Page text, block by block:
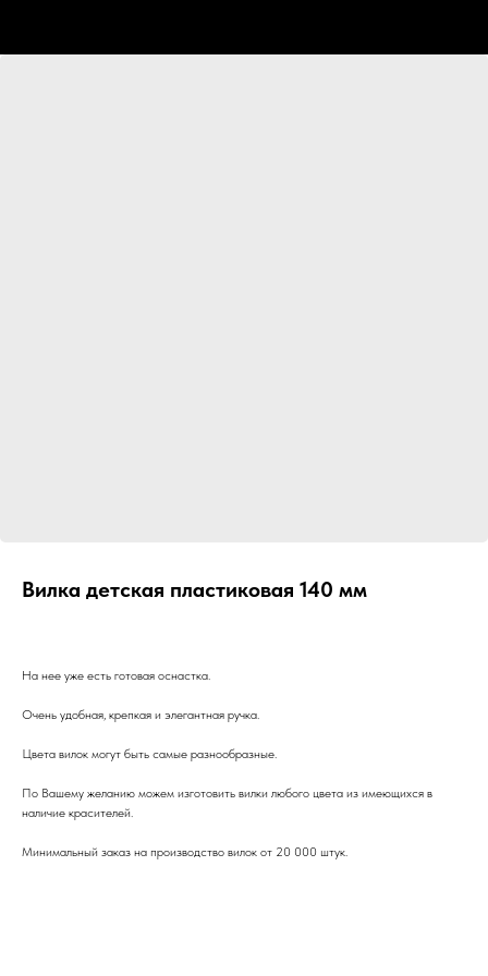
Вилка детская пластиковая 140 мм
На нее уже есть готовая оснастка.
Очень удобная, крепкая и элегантная ручка.
Цвета вилок могут быть самые разнообразные.
По Вашему желанию можем изготовить вилки любого цвета из имеющихся в
наличие красителей.
Минимальный заказ на производство вилок от 20 000 штук.